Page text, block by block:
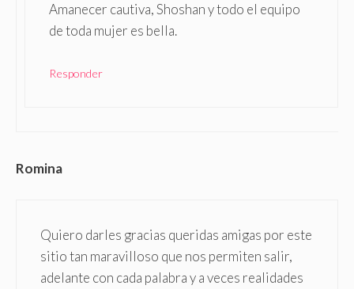
Amanecer cautiva, Shoshan y todo el equipo
de toda mujer es bella.
Responder
Romina
Quiero darles gracias queridas amigas por este
sitio tan maravilloso que nos permiten salir,
adelante con cada palabra y a veces realidades